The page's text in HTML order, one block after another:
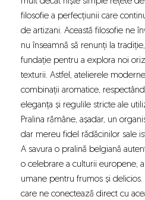
filosofie a perfecțiunii care
de artizani. Această filosofie ne
nu înseamnă să renunți la
fundație pentru a explora noi
texturii. Astfel, atelierele
combinații aromatice,
eleganța și regulile stricte ale
Pralina rămâne, așadar, un
dar mereu fidel rădăcinilor sale
A savura o pralină belgiană
o celebrare a culturii europene,
umane pentru frumos și
care ne conectează direct cu